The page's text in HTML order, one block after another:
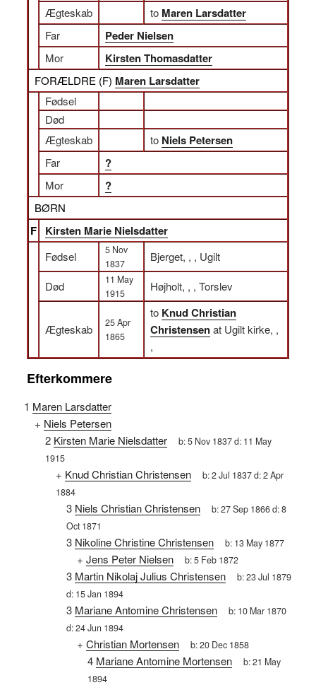
Ægteskab
to Maren Larsdatter
Far Peder Nielsen
Mor Kirsten Thomasdatter
FORÆLDRE (F) Maren Larsdatter
Fødsel
Død
Ægteskab
to Niels Petersen
Far ?
Mor ?
BØRN
F Kirsten Marie Nielsdatter
Fødsel
5 Nov
1837
Bjerget, , , Ugilt
Død
11 May
1915
Højholt, , , Torslev
Ægteskab
25 Apr
1865
to Knud Christian
Christensenat Ugilt kirke, ,
,
Efterkommere
1 Maren Larsdatter
+ Niels Petersen
2 Kirsten Marie Nielsdatter b:5 Nov 1837d: 11 May
1915
+ Knud Christian Christensen b:2 Jul 1837d:2 Apr
1884
3 Niels Christian Christensen b:27 Sep 1866d:8
Oct 1871
3 Nikoline Christine Christensen b: 13 May 1877
+ Jens Peter Nielsen b:5 Feb 1872
3 Martin Nikolaj Julius Christensen b:23 Jul 1879
d: 15 Jan 1894
3 Mariane Antomine Christensen b: 10 Mar 1870
d:24 Jun 1894
+ Christian Mortensen b:20 Dec 1858
4 Mariane Antomine Mortensen b:21 May
1894